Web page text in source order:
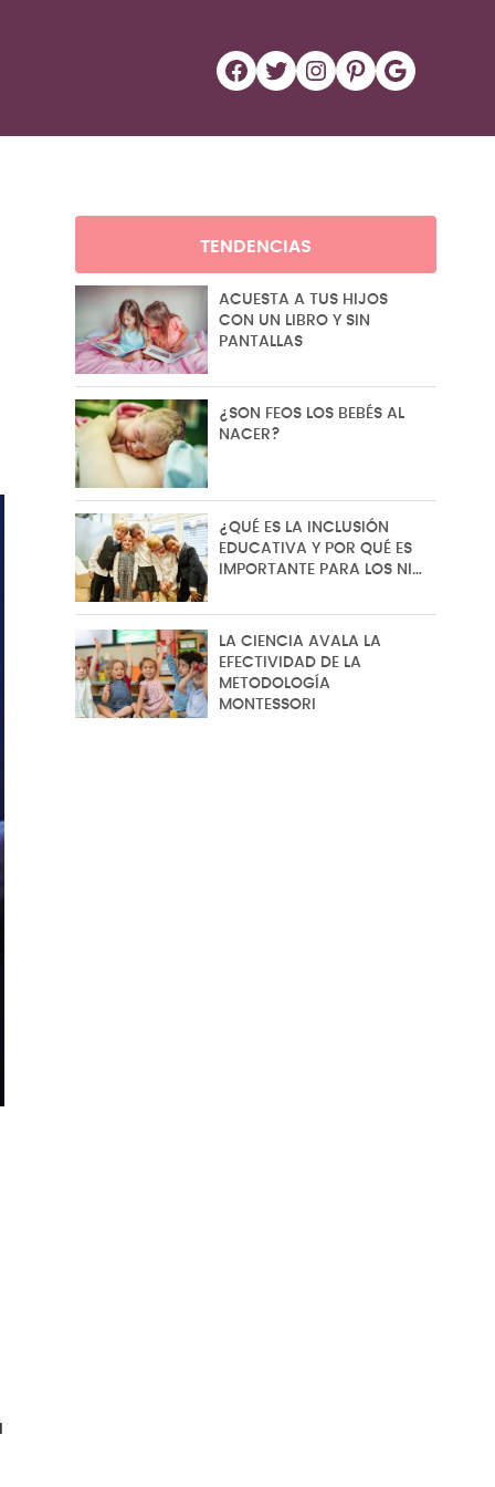
Facebook Twitter Instagram Pinterest Google
TENDENCIAS
ACUESTA A TUS HIJOS
CON UN LIBRO Y SIN
PANTALLAS
¿SON FEOS LOS BEBÉS AL
NACER?
¿QUÉ ES LA INCLUSIÓN
EDUCATIVA Y POR QUÉ ES
IMPORTANTE PARA LOS NI…
LA CIENCIA AVALA LA
EFECTIVIDAD DE LA
METODOLOGÍA
MONTESSORI